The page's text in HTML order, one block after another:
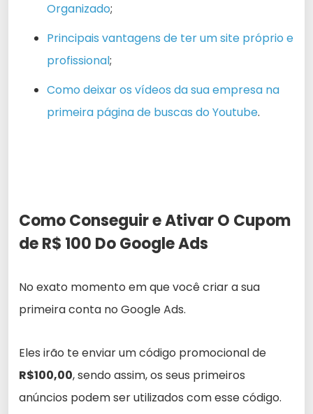
Organizado;
Principais vantagens de ter um site próprio e
profissional;
Como deixar os vídeos da sua empresa na
primeira página de buscas do Youtube.
Como Conseguir e Ativar O Cupom
de R$ 100 Do Google Ads
No exato momento em que você criar a sua
primeira conta no Google Ads.
Eles irão te enviar um código promocional de
R$100,00, sendo assim, os seus primeiros
anúncios podem ser utilizados com esse código.